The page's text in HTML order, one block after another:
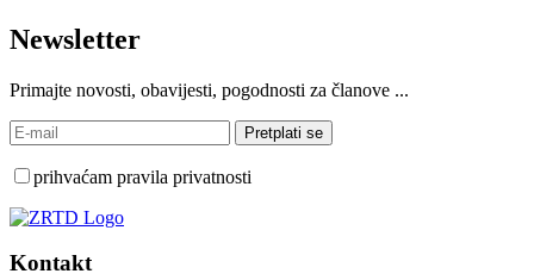
Newsletter
Primajte novosti, obavijesti, pogodnosti za članove ...
prihvaćam pravila privatnosti
Kontakt